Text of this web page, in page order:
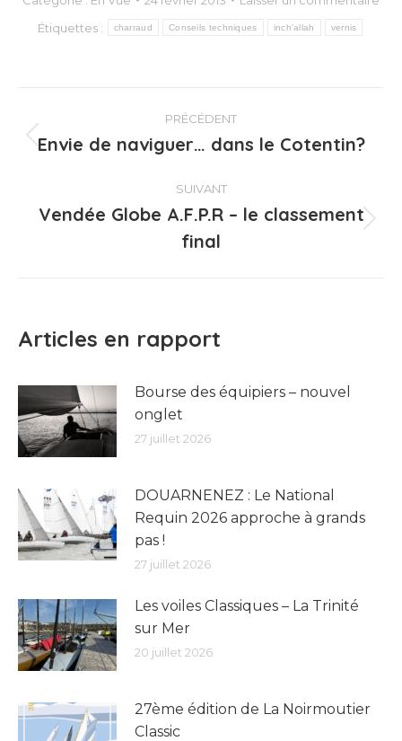
Étiquettes :
charraud Conseils techniques inch'allah vernis
Navigation
article
PRÉCÉDENT
Article
:
Envie de naviguer… dans le Cotentin?
SUIVANT
Article
suivant
Vendée Globe A.F.P.R – le classement
final
Articles en rapport
Bourse des équipiers – nouvel
onglet
27 juillet 2026
DOUARNENEZ : Le National
Requin 2026 approche à grands
pas !
27 juillet 2026
Les voiles Classiques – La Trinité
sur Mer
20 juillet 2026
27ème édition de La Noirmoutier
Classic